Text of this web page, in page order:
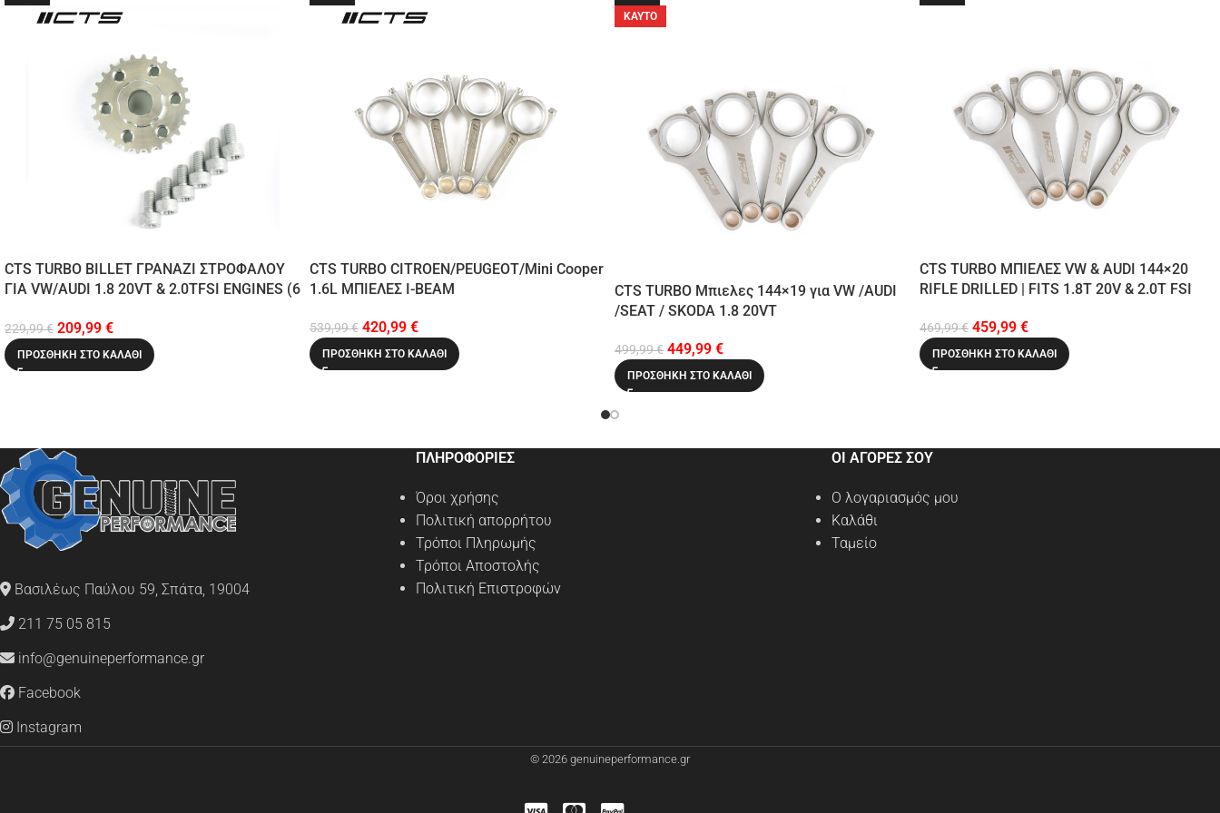
CTS TURBO BILLET ΓΡΑΝΑΖΙ ΣΤΡΟΦΑΛΟΥ
ΓΙΑ VW/AUDI 1.8 20VT & 2.0TFSI ENGINES (6
229,99€ 209,99 €
ΠΡΟΣΘΉΚΗ ΣΤΟ ΚΑΛΆΘΙ
CTS TURBO CITROEN/PEUGEOT/Mini Cooper
1.6L ΜΠΙΕΛΕΣ I-BEAM
539,99€ 420,99 €
ΠΡΟΣΘΉΚΗ ΣΤΟ ΚΑΛΆΘΙ
ΚΑΥΤΌ
CTS TURBO Μπιελες 144×19 για VW /AUDI
/SEAT / SKODA 1.8 20VT
499,99€ 449,99 €
ΠΡΟΣΘΉΚΗ ΣΤΟ ΚΑΛΆΘΙ
CTS TURBO ΜΠΙΕΛΕΣ VW & AUDI 144×20
RIFLE DRILLED | FITS 1.8T 20V & 2.0T FSI
469,99€ 459,99 €
ΠΡΟΣΘΉΚΗ ΣΤΟ ΚΑΛΆΘΙ
Βασιλέως Παύλου 59, Σπάτα, 19004
211 75 05 815
info@genuineperformance.gr
Facebook
Instagram
ΠΛΗΡΟΦΟΡΙΕΣ
Όροι χρήσης
Πολιτική απορρήτου
Τρόποι Πληρωμής
Τρόποι Αποστολής
Πολιτική Επιστροφών
ΟΙ ΑΓΟΡΕΣ ΣΟΥ
Ο λογαριασμός μου
Καλάθι
Ταμείο
© 2026 genuineperformance.gr